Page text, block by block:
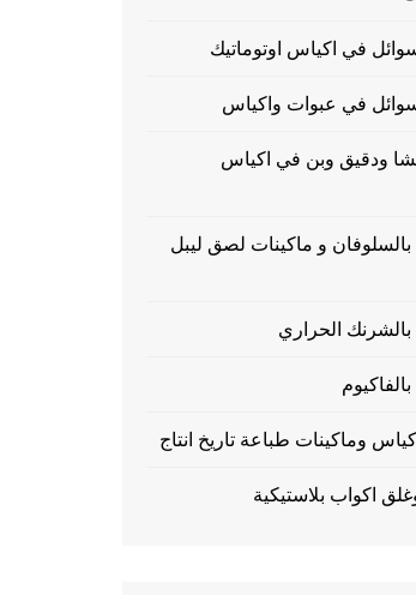
في اكياس اوتوماتيك
سوائل في عبوات واكياس
نشا ودقيق وبن في اكياس
بالسلوفان و ماكينات لصق ليبل
الحراري
وماكينات طباعة تاريخ انتاج
اكواب بلاستيكية